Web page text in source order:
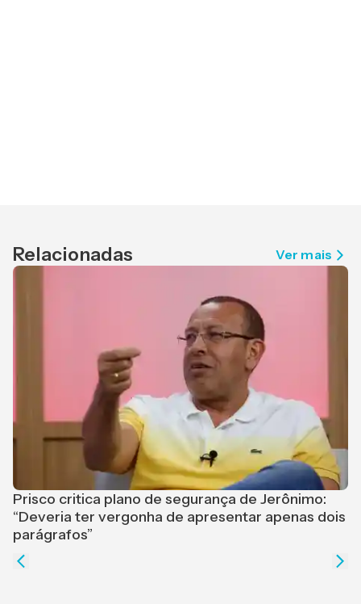
Relacionadas Ver mais
Prisco critica plano de segurança de Jerônimo:
“Deveria ter vergonha de apresentar apenas dois
parágrafos”